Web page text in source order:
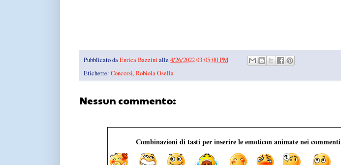
Pubblicato daEnrica Bazzini alle 4/26/2022 03:05:00 PM
Etichette: Concorsi,Robiola Osella
Nessun commento:
Combinazioni di tasti per inserire le emoticon animate nei commenti